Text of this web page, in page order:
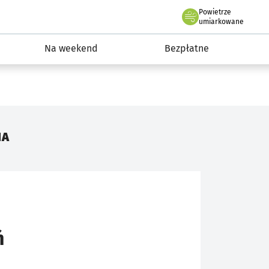
Powietrze
we Wrocławiu
umiarkowane
Na weekend Bezpłatne